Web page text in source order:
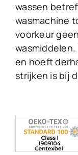
wassen
wasmachine
voorkeur
en hoeft
strijken is bij